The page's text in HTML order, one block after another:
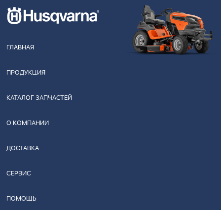
ГЛАВНАЯ
ПРОДУКЦИЯ
КАТАЛОГ ЗАПЧАСТЕЙ
О КОМПАНИИ
ДОСТАВКА
СЕРВИС
ПОМОЩЬ